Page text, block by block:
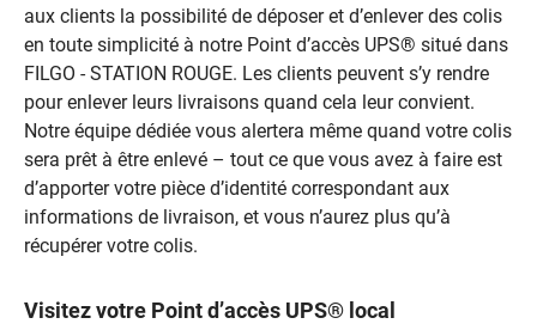
aux clients la possibilité de déposer et d’enlever des colis
en toute simplicité à notre Point d’accès UPS® situé dans
FILGO - STATION ROUGE. Les clients peuvent s’y rendre
pour enlever leurs livraisons quand cela leur convient.
Notre équipe dédiée vous alertera même quand votre colis
sera prêt à être enlevé – tout ce que vous avez à faire est
d’apporter votre pièce d’identité correspondant aux
informations de livraison, et vous n’aurez plus qu’à
récupérer votre colis.
Visitez votre Point d’accès UPS® local